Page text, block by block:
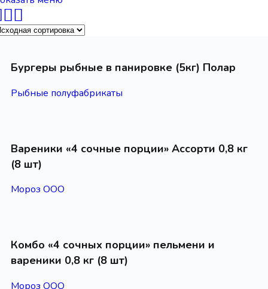
Бургеры рыбные в панировке (5кг) Полар
Рыбные полуфабрикаты
Вареники «4 сочные порции» Ассорти 0,8 кг
(8 шт)
Мороз ООО
Комбо «4 сочных порции» пельмени и
вареники 0,8 кг (8 шт)
Мороз ООО